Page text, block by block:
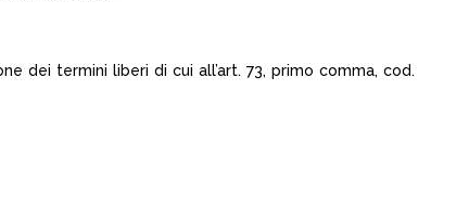
dei termini liberi di cui all’art. 73, primo comma, cod.